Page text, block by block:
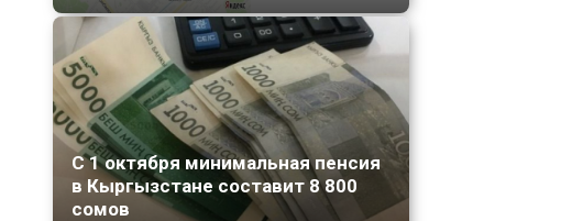
С 1 октября минимальная пенсия
в Кыргызстане составит 8 800
сомов